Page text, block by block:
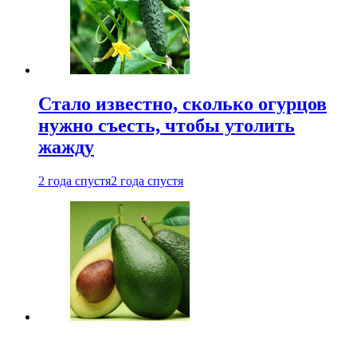
Стало известно, сколько огурцов
нужно съесть, чтобы утолить
жажду
2 года спустя2 года спустя